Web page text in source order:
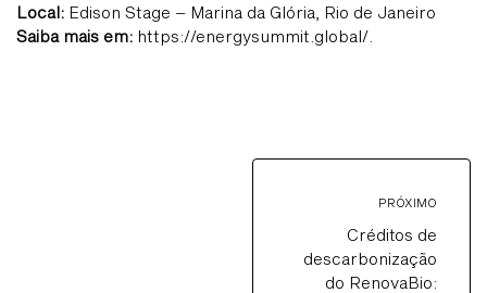
Local: Edison Stage – Marina da Glória, Rio de Janeiro
Saiba mais em: https://energysummit.global/.
PRÓXIMO
Créditos de
descarbonização
do RenovaBio: